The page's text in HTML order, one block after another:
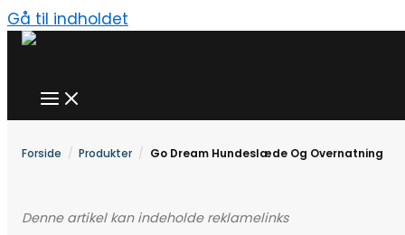
Gå til indholdet
Forside Produkter Go Dream Hundeslæde Og Overnatning
Denne artikel kan indeholde reklamelinks